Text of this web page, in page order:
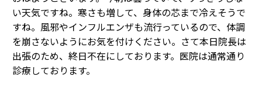
い天気ですね。寒さも増して、身体の芯まで冷えそうで
すね。風邪やインフルエンザも流行っているので、体調
を崩さないようにお気を付けください。さて本日院長は
出張のため、終日不在にしております。医院は通常通り
診療しております。